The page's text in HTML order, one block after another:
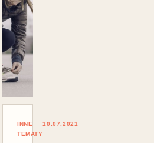
INNE
TEMATY
10.07.2021